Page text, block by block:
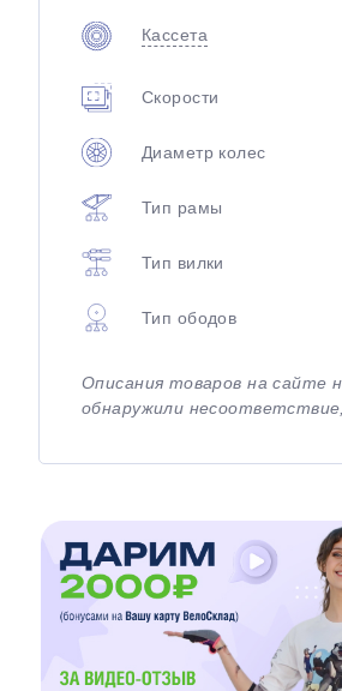
Кассета
Скорости
Диаметр колес
Тип рамы
Тип вилки
Тип ободов
Описания товаров на сайте
обнаружили